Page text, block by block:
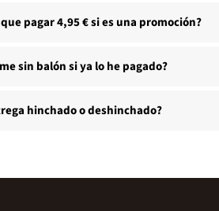
pagar 4,95 € si es una promoción?
sin balón si ya lo he pagado?
hinchado o deshinchado?